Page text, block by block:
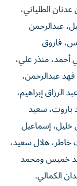
الطلياني،
عبدالرحمن
فاروق
منذر علي،
عبدالرحمن،
الرزاق إبراهيم،
سعيد
إسماعيل
هلال سعيد،
خميس ومحمد
الكمالي.